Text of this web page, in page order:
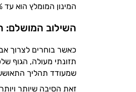
המינון המומלץ הוא עד 20% חלבון ביצה והיתר כמובן חלבון מי גבינה.
השילוב המושלם:
כאשר בוחרים לצרוך
תזונתי מעולה, הגוף
שמעודד תהליך
זאת הסיבה שיותר